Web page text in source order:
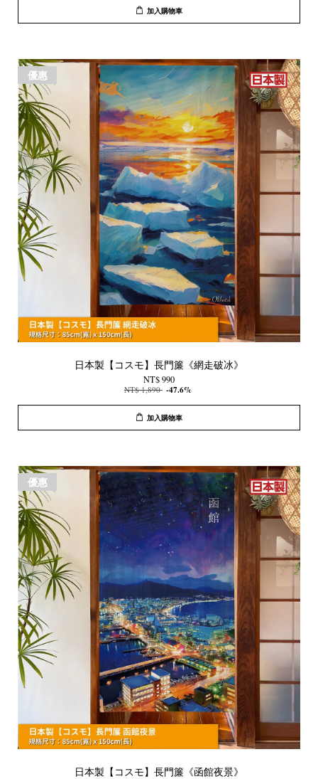
加入購物車
優惠
日本製【コスモ】長門簾《網走破冰》
NT$ 990
NT$ 1,890 -47.6%
加入購物車
優惠
日本製【コスモ】長門簾《函館夜景》